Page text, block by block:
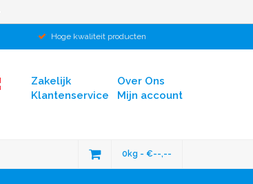
Hoge kwaliteit producten
Over Ons
Mijn account
Zakelijk
Klantenservice
0kg - €--,--